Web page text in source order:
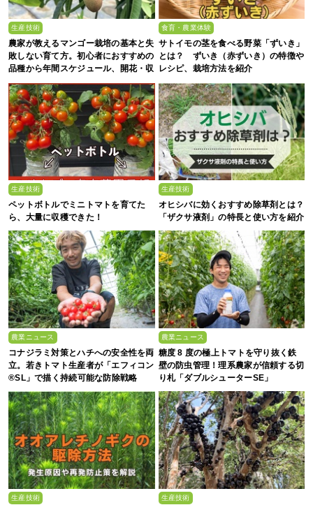
生産技術
農家が教えるマンゴー栽培の基本と失
敗しない育て方。初心者におすすめの
品種から年間スケジュール、開花・収
食育・農業体験
サトイモの茎を食べる野菜「ずいき」
とは？ ずいき（赤ずいき）の特徴や
レシピ、栽培方法を紹介
生産技術
ペットボトルでミニトマトを育てた
ら、大量に収穫できた！
生産技術
オヒシバに効くおすすめ除草剤とは？
「ザクサ液剤」の特長と使い方を紹介
農業ニュース
コナジラミ対策とハチへの安全性を両
立。若きトマト生産者が「エフィコン
®SL」で描く持続可能な防除戦略
農業ニュース
糖度 8 度の極上トマトを守り抜く鉄
壁の防虫管理！理系農家が信頼する切
り札「ダブルシューターSE」
生産技術 生産技術